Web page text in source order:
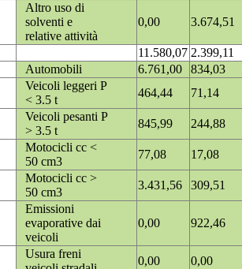
Altro uso di
solventi e
relative attività
0,00 3.674,51
11.580,07 2.399,11
Automobili
6.761,00
834,03
Veicoli leggeri P
< 3.5 t
464,44
71,14
Veicoli pesanti P
> 3.5 t
845,99
244,88
Motocicli cc <
50 cm3
77,08
17,08
Motocicli cc >
50 cm3
3.431,56
309,51
Emissioni
evaporative dai
veicoli
0,00 922,46
Usura freni
0,00
0,00